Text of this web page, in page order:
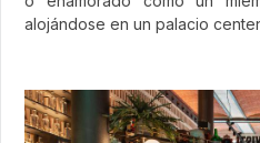
alojándose en un palacio